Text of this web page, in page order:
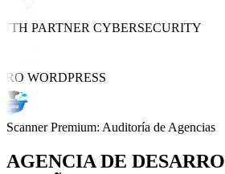
PARTNERCYBERSECURITY
WORDPRESS
Scanner Premium: Auditoría de Agencias
AGENCIA DE